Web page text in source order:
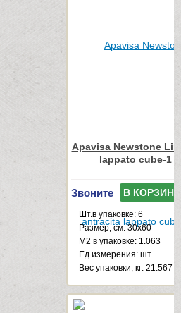
Apavisa Newstone
lappato cube-1
Звоните В КОРЗИНУ
Шт.в упаковке: 6
Размер, см: 30x60
М2 в упаковке: 1.063
Ед.измерения: шт.
Веc упаковки, кг: 21.567